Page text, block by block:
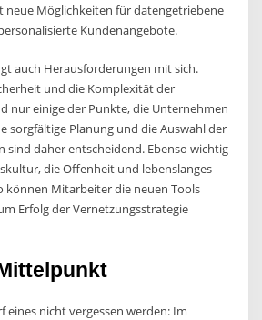
Möglichkeiten für datengetriebene
Kundenangebote.
auch Herausforderungen mit sich.
und die Komplexität der
nur einige der Punkte, die Unternehmen
sorgfältige Planung und die Auswahl der
sind daher entscheidend. Ebenso wichtig
die Offenheit und lebenslanges
können Mitarbeiter die neuen Tools
Erfolg der Vernetzungsstrategie
eines nicht vergessen werden: Im